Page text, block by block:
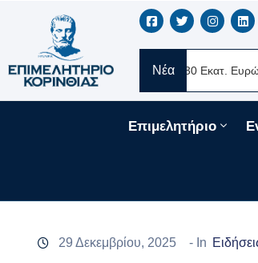
Νέα
Ελλάς Νέα Δάνεια 330 Εκατ. Ευρώ Για Τις
Επιμελητήριο
29 Δεκεμβρίου, 2025 - In